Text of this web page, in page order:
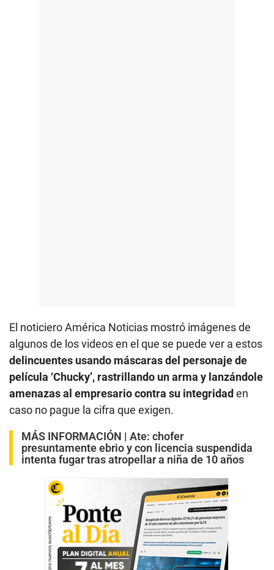
El noticiero América Noticias mostró imágenes de
algunos de los videos en el que se puede ver a estos
delincuentes usando máscaras del personaje de
película ‘Chucky’, rastrillando un arma y lanzándole
amenazas al empresario contra su integridad en
caso no pague la cifra que exigen.
MÁS INFORMACIÓN | Ate: chofer
presuntamente ebrio y con licencia suspendida
intenta fugar tras atropellar a niña de 10 años